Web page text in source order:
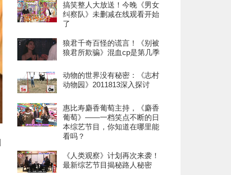
搞笑整人大放送！今晚《男女
纠察队》未删减在线观看开始
了
狼君千奇百怪的谎言！《别被
狼君所欺骗》混血cp是第几季
动物的世界没有秘密：《志村
动物园》2011813深入探讨
惠比寿麝香葡萄主持，《麝香
葡萄》——一档笑点不断的日
本综艺节目，你知道在哪里能
看吗？
《人类观察》计划再次来袭！
最新综艺节目揭秘路人秘密